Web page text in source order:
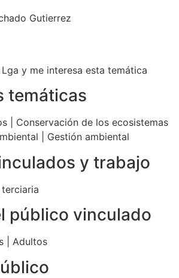
Gutierrez
y me interesa esta temática
temáticas
Conservación de los ecosistemas
Gestión ambiental
y trabajo
público vinculado
Adultos